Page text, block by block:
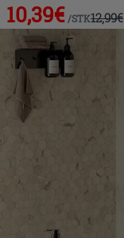
10,39€ /STK12,99€